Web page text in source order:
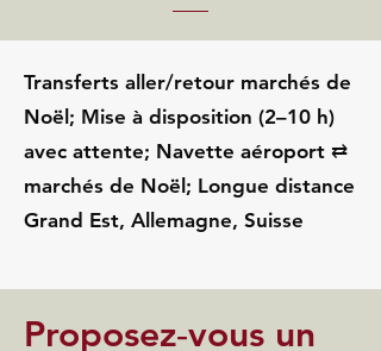
Transferts aller/retour marchés de
Noël; Mise à disposition (2–10 h)
avec attente; Navette aéroport ⇄
marchés de Noël; Longue distance
Grand Est, Allemagne, Suisse
Proposez‑vous un